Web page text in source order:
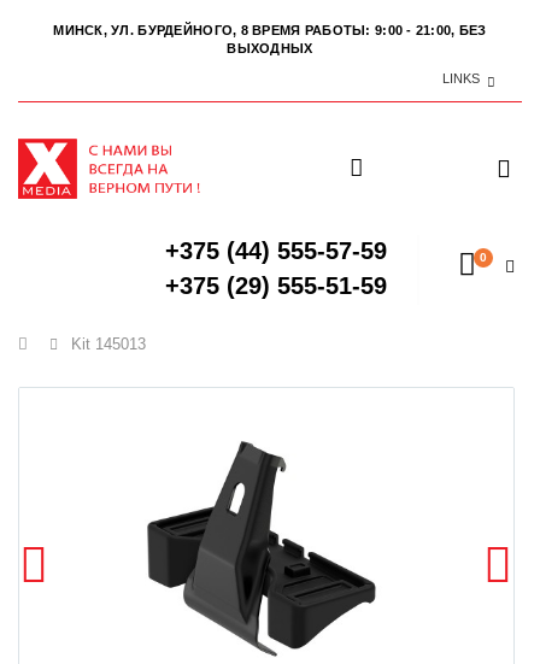
МИНСК, УЛ. БУРДЕЙНОГО, 8 ВРЕМЯ РАБОТЫ: 9:00 - 21:00, БЕЗ
ВЫХОДНЫХ
LINKS
+375 (44) 555-57-59
+375 (29) 555-51-59
0
Главная
Kit 145013